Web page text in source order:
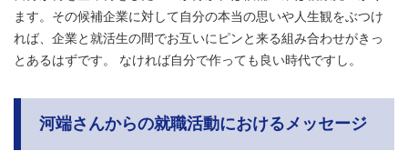
ます。その候補企業に対して自分の本当の思いや人生観をぶつけ
れば、企業と就活生の間でお互いにピンと来る組み合わせがきっ
とあるはずです。 なければ自分で作っても良い時代ですし。
河端さんからの就職活動におけるメッセージ